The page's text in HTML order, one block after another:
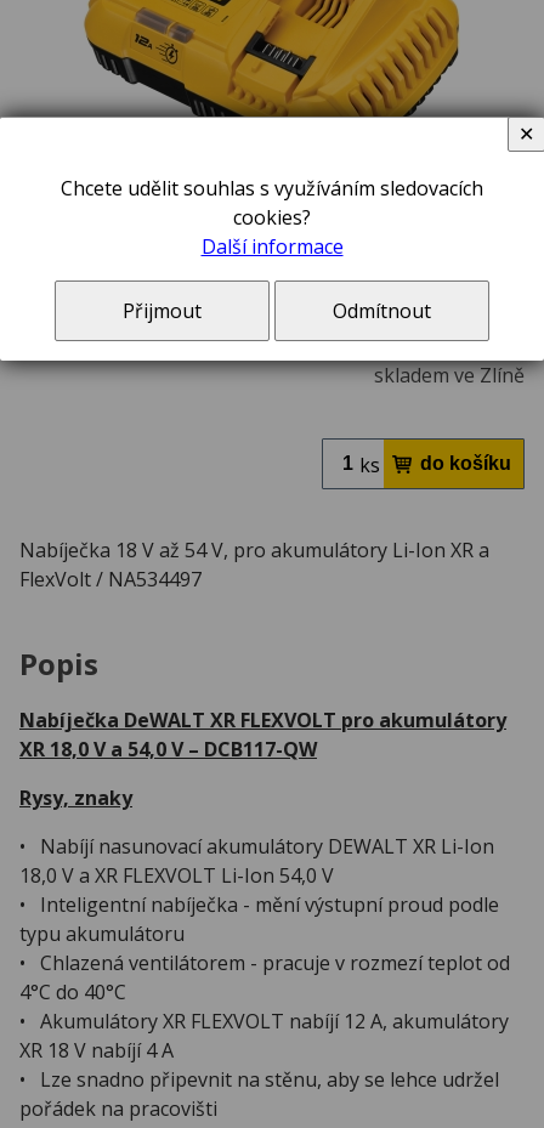
2 190,00 Kč
včetně DPH 21 %
V ceně zboží jsou započteny poplatky na likvidaci elektroodpadu a autorské odměny,
pokud se na toto zboží vztahují.
skladem ve Zlíně
ks
Nabíječka 18 V až 54 V, pro akumulátory Li-Ion XR a
FlexVolt / NA534497
Popis
Nabíječka DeWALT XR FLEXVOLT pro akumulátory
XR 18,0 V a 54,0 V – DCB117-QW
Rysy, znaky
• Nabíjí nasunovací akumulátory DEWALT XR Li-Ion
18,0 V a XR FLEXVOLT Li-Ion 54,0 V
• Inteligentní nabíječka - mění výstupní proud podle
typu akumulátoru
• Chlazená ventilátorem - pracuje v rozmezí teplot od
4°C do 40°C
• Akumulátory XR FLEXVOLT nabíjí 12 A, akumulátory
XR 18 V nabíjí 4 A
• Lze snadno připevnit na stěnu, aby se lehce udržel
pořádek na pracovišti
Chcete udělit souhlas s využíváním sledovacích
cookies?
Další informace
Přijmout Odmítnout
✕